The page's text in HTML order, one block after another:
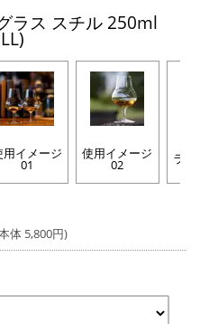
ラス スチル 250ml
用イメージ
01
使用イメージ
02 ライ
体 5,800円)